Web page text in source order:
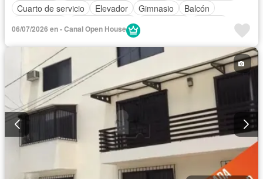
Cuarto de servicio
Elevador Gimnasio
Balcón
Sala polivalente
Cuarto de Limpieza Asador
Recámara con closet
Caseta de vigilancia Sin amueblar
06/07/2026 en - Canal Open House